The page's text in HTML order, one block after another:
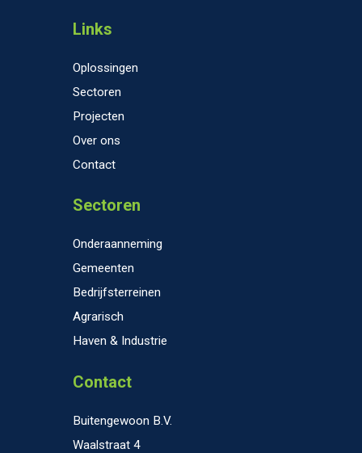
Links
Oplossingen
Sectoren
Projecten
Over ons
Contact
Sectoren
Onderaanneming
Gemeenten
Bedrijfsterreinen
Agrarisch
Haven & Industrie
Contact
Buitengewoon B.V.
Waalstraat 4